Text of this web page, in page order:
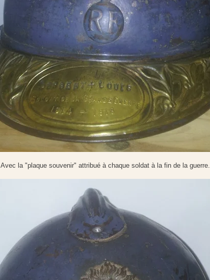
Avec la "plaque souvenir" attribué à chaque soldat à la fin de la guerre.